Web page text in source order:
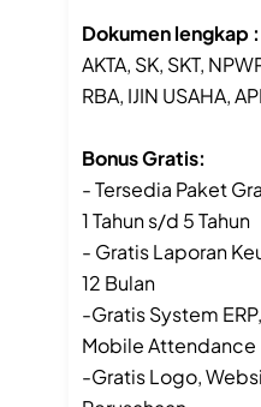
Dokumen lengkap :
AKTA, SK, SKT,
RBA, IJIN USAHA, API
Bonus Gratis:
- Tersedia Paket
1 Tahun s/d 5 Tahun
- Gratis Laporan
12 Bulan
-Gratis System
Mobile Attendance
-Gratis Logo,